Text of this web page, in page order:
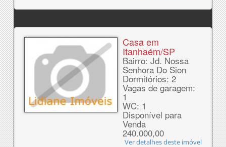
Casa em
Itanhaém/SP
Bairro: Jd. Nossa
Senhora Do Sion
Dormitórios: 2
Vagas de garagem:
1
WC: 1
Disponível para
Venda
240.000,00
Ver detalhes deste imóvel